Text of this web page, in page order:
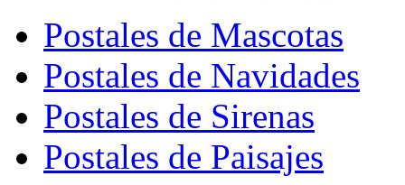
Postales de Mascotas
Postales de Navidades
Postales de Sirenas
Postales de Paisajes